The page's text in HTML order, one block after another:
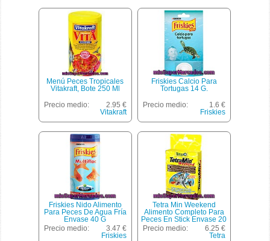
Menú Peces Tropicales
Vitakraft, Bote 250 Ml
Precio medio:
2.95 €
Vitakraft
Friskies Calcio Para
Tortugas 14 G.
Precio medio:
1.6 €
Friskies
Friskies Nido Alimento
Para Peces De Agua Fría
Envase 40 G
Precio medio:
3.47 €
Friskies
Tetra Min Weekend
Alimento Completo Para
Peces En Stick Envase 20
Unidades
Precio medio:
6.25 €
Tetra